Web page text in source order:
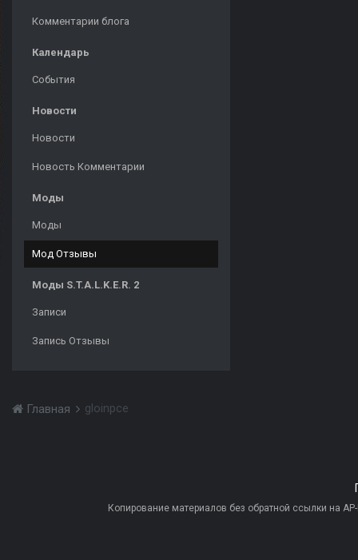
Комментарии блога
Календарь
События
Новости
Новости
Новость Комментарии
Моды
Моды
Мод Отзывы
Моды S.T.A.L.K.E.R. 2
Записи
Запись Отзывы
Главная gloinpce
Копирование материалов без обратной ссылки на